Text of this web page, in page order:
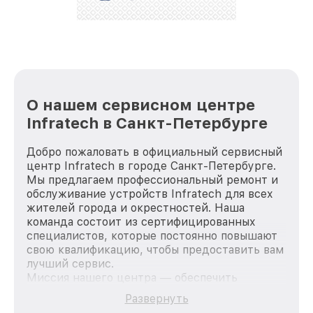
стараемся каждый день делать наш сервис еще
О нашем сервисном центре
Infratech в Санкт-Петербурге
Добро пожаловать в официальный сервисный
центр Infratech в городе Санкт-Петербурге.
Мы предлагаем профессиональный ремонт и
обслуживание устройств Infratech для всех
жителей города и окрестностей. Наша
команда состоит из сертифицированных
специалистов, которые постоянно повышают
свою квалификацию, чтобы предоставить вам
лучший сервис.
Миссия нашего центра — обеспечить
качественный и доступный ремонт для
каждого пользователя продукции Infratech,
Развернуть